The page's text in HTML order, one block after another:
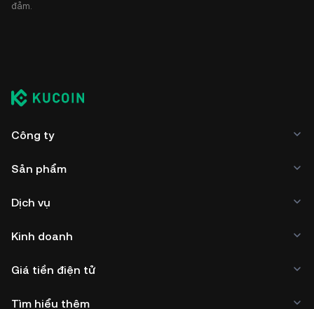
đảm.
Công ty
Sản phẩm
Dịch vụ
Kinh doanh
Giá tiền điện tử
Tìm hiểu thêm